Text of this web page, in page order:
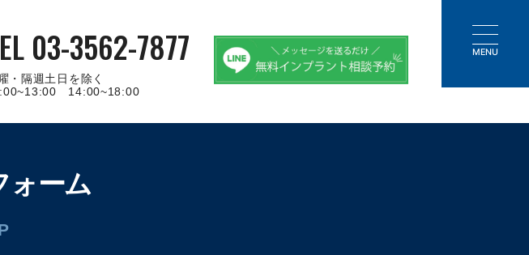
03-3562-7877
・隔週土日を除く
14:00~18:00
MENU
ォーム